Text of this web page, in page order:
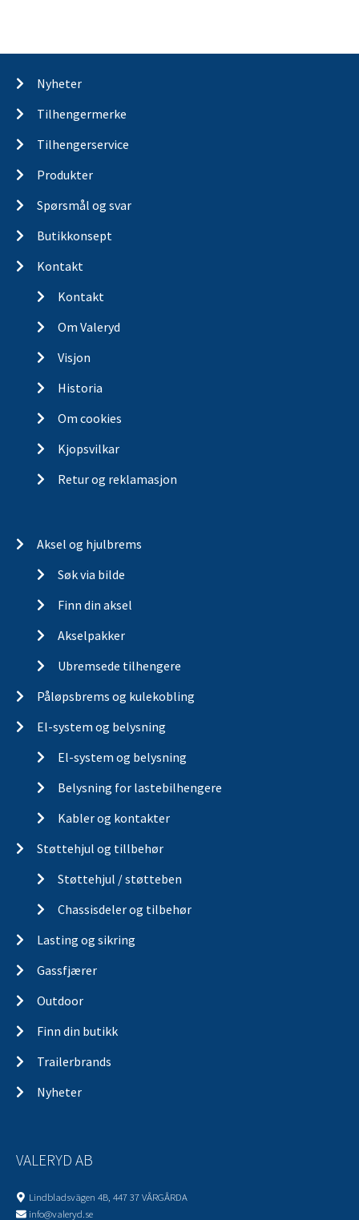
Nyheter
Tilhengermerke
Tilhengerservice
Produkter
Spørsmål og svar
Butikkonsept
Kontakt
Kontakt
Om Valeryd
Visjon
Historia
Om cookies
Kjopsvilkar
Retur og reklamasjon
Aksel og hjulbrems
Søk via bilde
Finn din aksel
Akselpakker
Ubremsede tilhengere
Påløpsbrems og kulekobling
El-system og belysning
El-system og belysning
Belysning for lastebilhengere
Kabler og kontakter
Støttehjul og tillbehør
Støttehjul / støtteben
Chassisdeler og tilbehør
Lasting og sikring
Gassfjærer
Outdoor
Finn din butikk
Trailerbrands
Nyheter
VALERYD AB
Lindbladsvägen 4B, 447 37 VÅRGÅRDA
info@valeryd.se